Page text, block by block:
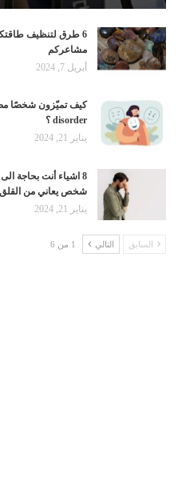
6 طرق لتنظيف
مشاعركم
أبريل 7, 2024
disorder ؟
يناير 21, 2024
8 اشياء أنت بحاجة
شخص يعاني من القلق
يناير 21, 2024
السابق التالي 1 من 6